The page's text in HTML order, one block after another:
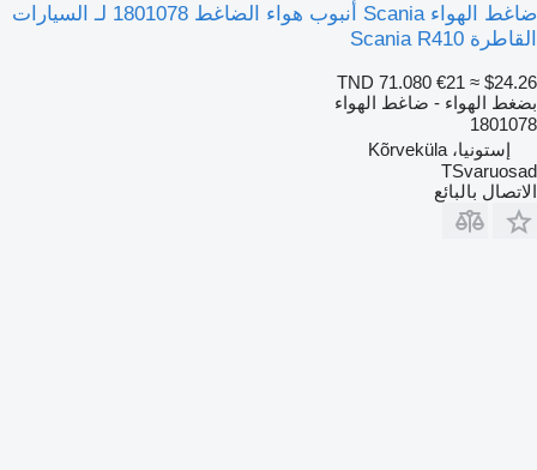
ضاغط الهواء Scania أنبوب هواء الضاغط 1801078 لـ السيارات
القاطرة Scania R410
TND 71.080 €21 ≈ $24.26
بضغط الهواء - ضاغط الهواء
1801078
إستونيا، Kõrveküla
TSvaruosad
الاتصال بالبائع